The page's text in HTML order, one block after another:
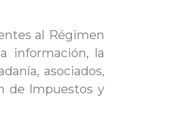
al Régimen
información, la
asociados,
de Impuestos y